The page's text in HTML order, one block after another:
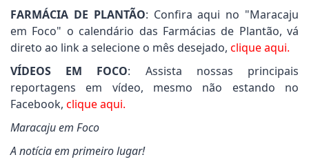
FARMÁCIA DE PLANTÃO: Confira aqui no "Maracaju
em Foco" o calendário das Farmácias de Plantão, vá
direto ao link a selecione o mês desejado, clique aqui.
VÍDEOS EM FOCO: Assista nossas principais
reportagens em vídeo, mesmo não estando no
Facebook, clique aqui.
Maracaju em Foco
A notícia em primeiro lugar!